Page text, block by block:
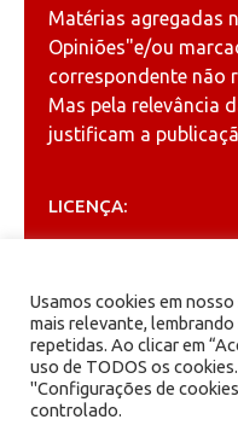
Matérias agregadas
Opiniões"e/ou
correspondente não
Mas pela relevância
justificam a
LICENÇA:
Creative Commons
ARQUIVOS
Arquivos
Usamos cookies em
mais relevante,
repetidas. Ao clicar em
uso de TODOS os
"Configurações de
controlado.